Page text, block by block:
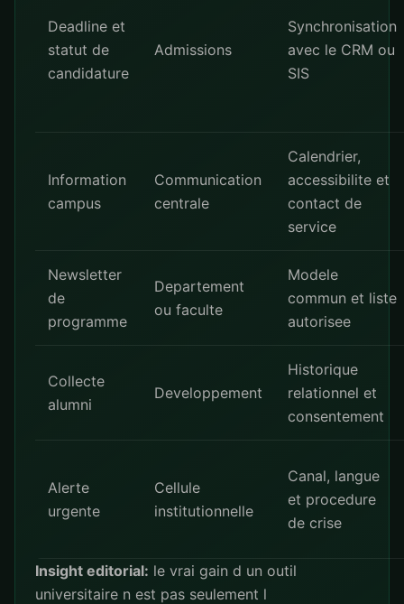
Deadline et
statut de
candidature
Admissions
Synchronisation
avec le CRM ou
SIS
Information
campus
Communication
centrale
Calendrier,
accessibilite et
contact de
service
Newsletter
de
programme
Departement
ou faculte
Modele
commun et liste
autorisee
Collecte
alumni
Developpement
Historique
relationnel et
consentement
Alerte
urgente
Cellule
institutionnelle
Canal, langue
et procedure
de crise
Insight editorial: le vrai gain d un outil
universitaire n est pas seulement l